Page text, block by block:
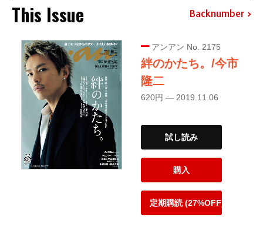
This Issue Backnumber
アンアン No. 2175
絆のかたち。/今市
隆二
620円 — 2019.11.06
試し読み
購入
定期購読 (27%OFF)